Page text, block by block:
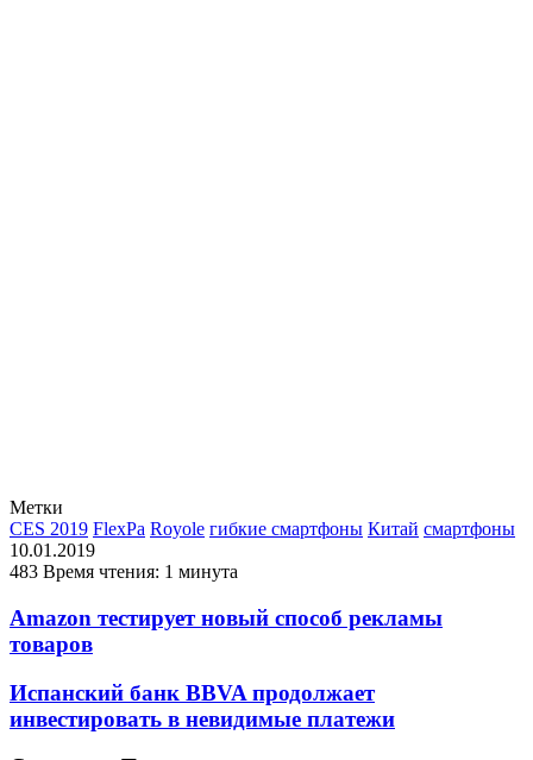
Метки
CES 2019 FlexPa Royole гибкие смартфоны Китай смартфоны
10.01.2019
483 Время чтения: 1 минута
Amazon тестирует новый способ рекламы
товаров
Испанский банк BBVA продолжает
инвестировать в невидимые платежи